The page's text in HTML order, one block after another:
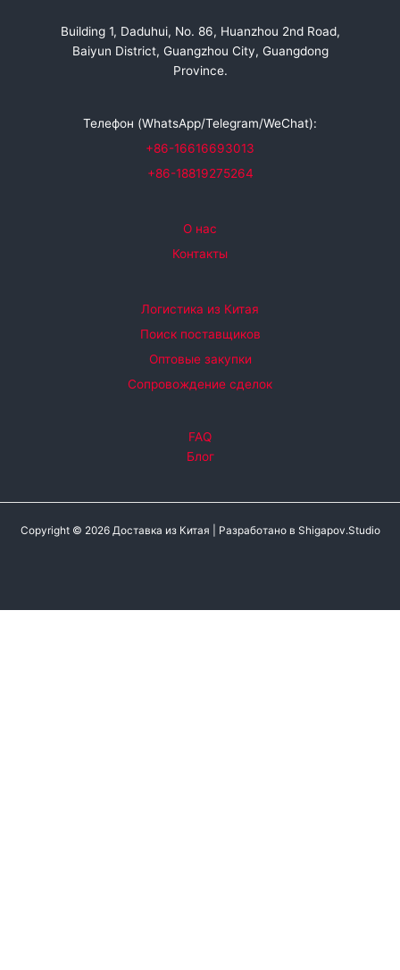
Building 1, Daduhui, No. 86, Huanzhou 2nd Road,
Baiyun District, Guangzhou City, Guangdong
Province.
Телефон (WhatsApp/Telegram/WeChat):
+86-16616693013
+86-18819275264
О нас
Контакты
Логистика из Китая
Поиск поставщиков
Оптовые закупки
Сопровождение сделок
FAQ
Блог
Copyright © 2026 Доставка из Китая | Разработано в Shigapov.Studio